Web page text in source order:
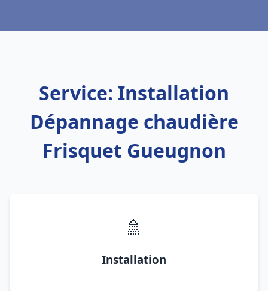
Service: Installation
Dépannage chaudière
Frisquet Gueugnon
🚿
Installation